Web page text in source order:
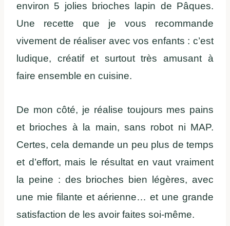
environ 5 jolies brioches lapin de Pâques.
Une recette que je vous recommande
vivement de réaliser avec vos enfants : c’est
ludique, créatif et surtout très amusant à
faire ensemble en cuisine.
De mon côté, je réalise toujours mes pains
et brioches à la main, sans robot ni MAP.
Certes, cela demande un peu plus de temps
et d’effort, mais le résultat en vaut vraiment
la peine : des brioches bien légères, avec
une mie filante et aérienne… et une grande
satisfaction de les avoir faites soi-même.